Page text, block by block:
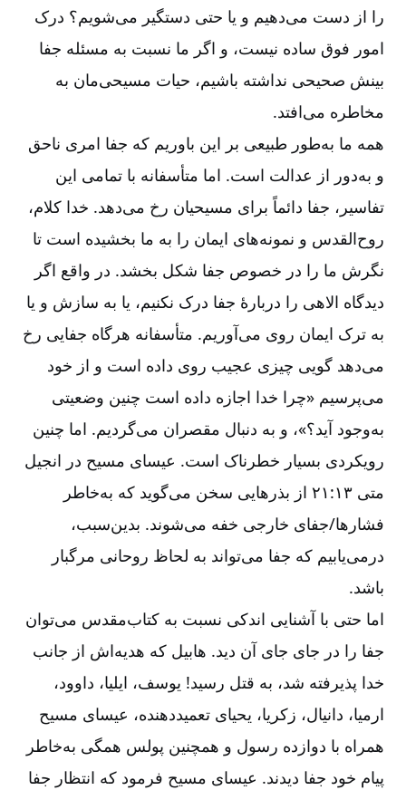
را از دست می‌‌دهیم و یا حتی دستگیر می‌‌شویم؟ درک
امور فوق ساده نیست، و اگر ما نسبت به مسئله جفا
بینش صحیحی نداشته باشیم، حیات مسیحی‌‌مان به
مخاطره می‌‌افتد.
همه ما به‌‌طور طبیعی بر این باوریم که جفا امری ناحق
و به‌‌دور از عدالت است. اما متأسفانه با تمامی این
تفاسیر، جفا دائماً برای مسیحیان رخ می‌‌دهد. خدا کلام،
روح‌‌القدس و نمونه‌‌های ایمان را به ما بخشیده است تا
نگرش ما را در خصوص جفا شکل بخشد. در واقع اگر
دیدگاه الاهی را دربارۀ جفا درک نکنیم، یا به سازش و یا
به ترک ایمان روی می‌‌آوریم. متأسفانه هرگاه جفایی رخ
می‌‌دهد گویی چیزی عجیب روی داده است و از خود
می‌‌پرسیم «چرا خدا اجازه داده است چنین وضعیتی
به‌‌وجود آید؟»، و به دنبال مقصران می‌‌گردیم. اما چنین
رویکردی بسیار خطرناک است. عیسای مسیح در انجیل
متی ۱۳:‏۲۱ از بذرهایی سخن می‌‌گوید که به‌‌خاطر
فشارها/جفای خارجی خفه می‌‌شوند. بدین‌‌سبب،
درمی‌‌یابیم که جفا می‌‌تواند به لحاظ روحانی مرگبار
باشد.
اما حتی با آشنایی اندکی نسبت به کتاب‌‌مقدس می‌‌توان
جفا را در جای جای آن دید. هابیل که هدیه‌‌اش از جانب
خدا پذیرفته شد، به قتل رسید! یوسف، ایلیا، داوود،
ارمیا، دانیال، زکریا، یحیای تعمیددهنده، عیسای مسیح
همراه با دوازده رسول و همچنین پولس همگی به‌‌خاطر
پیام خود جفا دیدند. عیسای مسیح فرمود که انتظار جفا